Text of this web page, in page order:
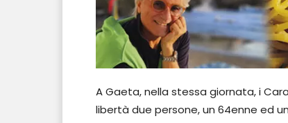
A Gaeta, nella stessa giornata, i
libertà due persone, un 64enne ed